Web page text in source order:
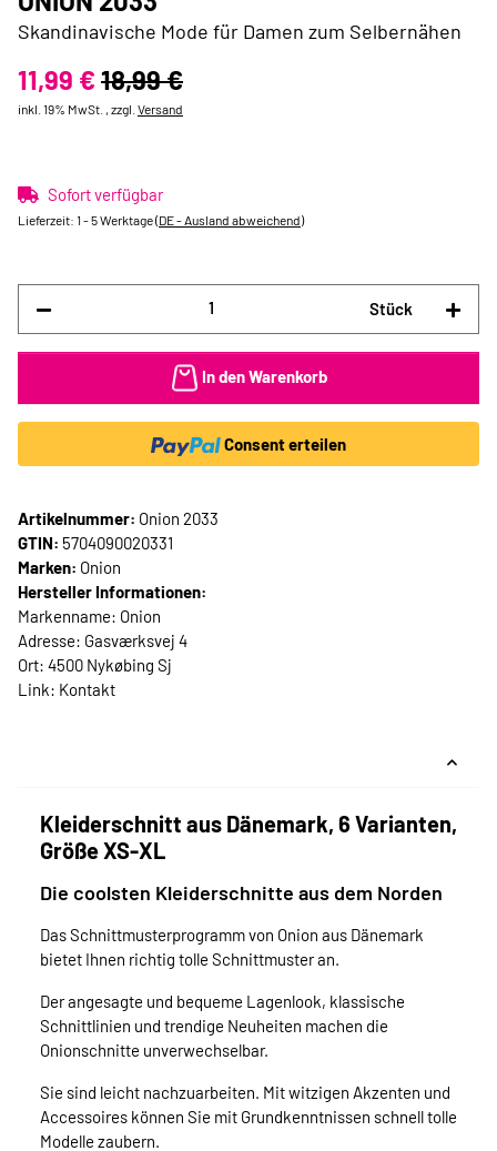
Skandinavische Mode für Damen zum Selbernähen
11,99 € 18,99 €
inkl. 19% MwSt. , zzgl. Versand
Sofort verfügbar
Lieferzeit: 1 - 5 Werktage(DE - Ausland abweichend)
Stück
In den Warenkorb
Consent erteilen
Artikelnummer: Onion 2033
GTIN: 5704090020331
Marken: Onion
Hersteller Informationen:
Markenname: Onion
Adresse: Gasværksvej 4
Ort: 4500 Nykøbing Sj
Link: Kontakt
Kleiderschnitt aus Dänemark, 6 Varianten,
Größe XS-XL
Die coolsten Kleiderschnitte aus dem Norden
Das Schnittmusterprogramm von Onion aus Dänemark
bietet Ihnen richtig tolle Schnittmuster an.
Der angesagte und bequeme Lagenlook, klassische
Schnittlinien und trendige Neuheiten machen die
Onionschnitte unverwechselbar.
Sie sind leicht nachzuarbeiten. Mit witzigen Akzenten und
Accessoires können Sie mit Grundkenntnissen schnell tolle
Modelle zaubern.